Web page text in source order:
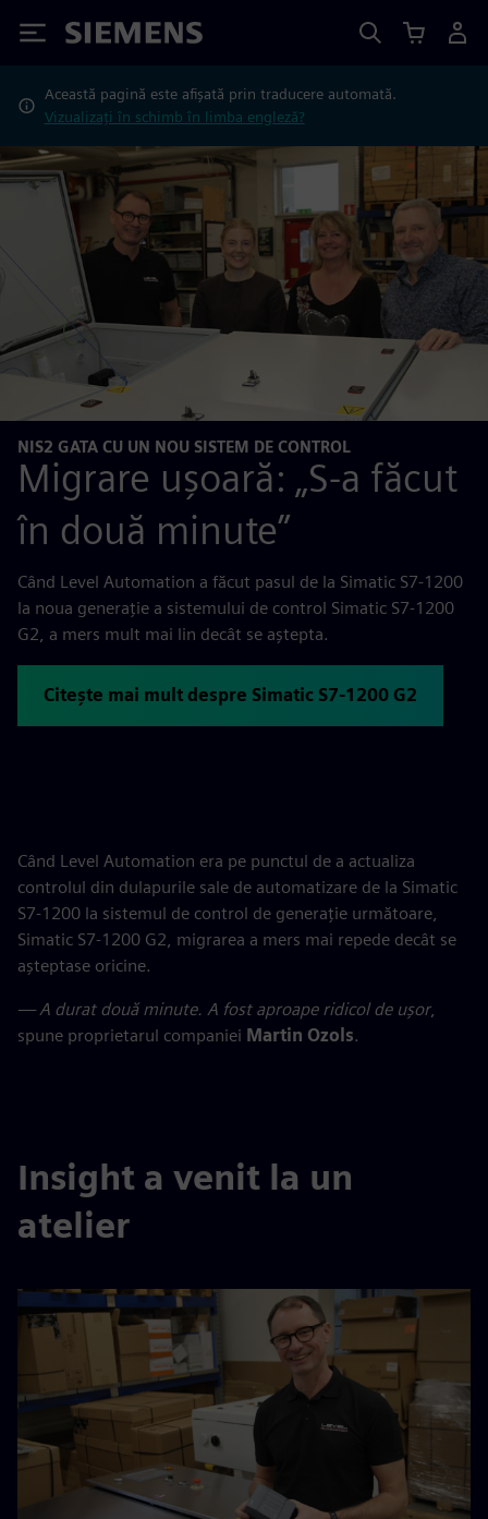
Siemens
Această pagină este afișată prin traducere automată.
Vizualizați în schimb în limba engleză?
NIS2 GATA CU UN NOU SISTEM DE CONTROL
Migrare ușoară: „S-a făcut
în două minute”
Când Level Automation a făcut pasul de la Simatic S7-1200
la noua generație a sistemului de control Simatic S7-1200
G2, a mers mult mai lin decât se aștepta.
Citește mai mult despre Simatic S7-1200 G2
Când Level Automation era pe punctul de a actualiza
controlul din dulapurile sale de automatizare de la Simatic
S7-1200 la sistemul de control de generație următoare,
Simatic S7-1200 G2, migrarea a mers mai repede decât se
așteptase oricine.
— A durat două minute. A fost aproape ridicol de ușor,
spune proprietarul companiei Martin Ozols.
Insight a venit la un
atelier